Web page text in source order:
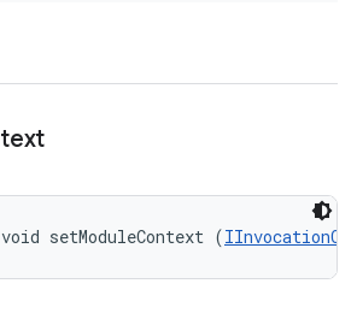
setModuleContext (